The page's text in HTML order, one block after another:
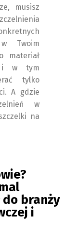
musisz
Twoim
materiał
i w tym
tylko
A gdzie
w
na
branży
i